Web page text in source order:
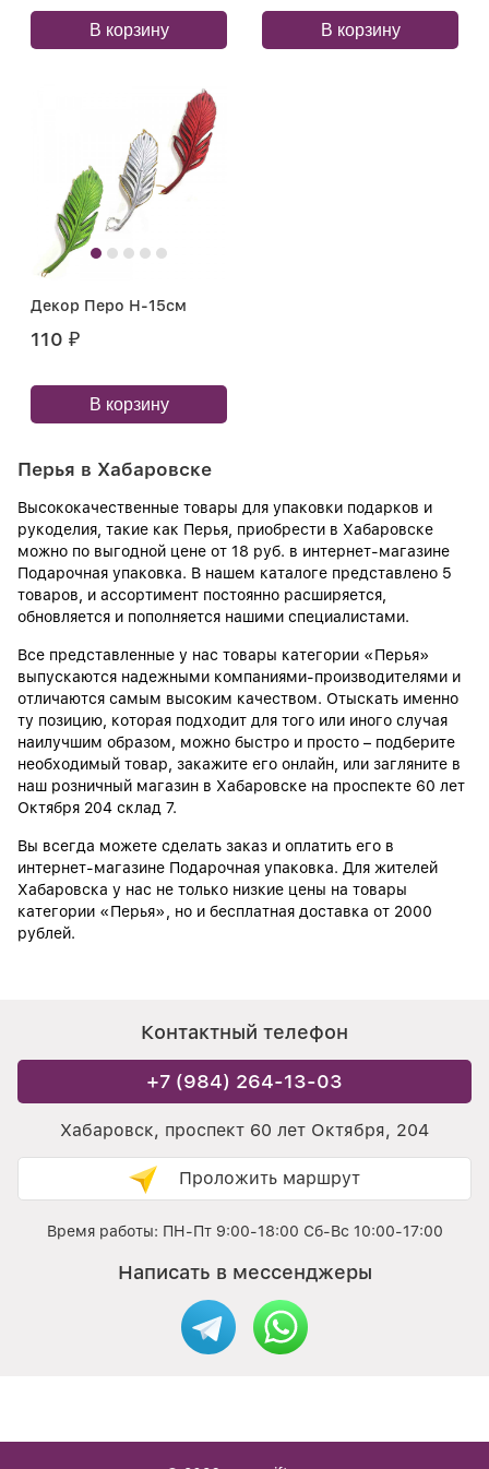
В корзину В корзину
Декор Перо Н-15см
110 ₽
В корзину
Перья в Хабаровске
Высококачественные товары для упаковки подарков и
рукоделия, такие как Перья, приобрести в Хабаровске
можно по выгодной цене от 18 руб. в интернет-магазине
Подарочная упаковка. В нашем каталоге представлено 5
товаров, и ассортимент постоянно расширяется,
обновляется и пополняется нашими специалистами.
Все представленные у нас товары категории «Перья»
выпускаются надежными компаниями-производителями и
отличаются самым высоким качеством. Отыскать именно
ту позицию, которая подходит для того или иного случая
наилучшим образом, можно быстро и просто – подберите
необходимый товар, закажите его онлайн, или загляните в
наш розничный магазин в Хабаровске на проспекте 60 лет
Октября 204 склад 7.
Вы всегда можете сделать заказ и оплатить его в
интернет-магазине Подарочная упаковка. Для жителей
Хабаровска у нас не только низкие цены на товары
категории «Перья», но и бесплатная доставка от 2000
рублей.
Контактный телефон
+7 (984) 264-13-03
Хабаровск, проспект 60 лет Октября, 204
Проложить маршрут
Время работы: ПН-Пт 9:00-18:00 Сб-Вс 10:00-17:00
Написать в мессенджеры